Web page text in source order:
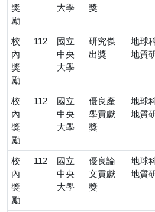
獎
勵
大學
獎
校
內
獎
勵
112
國立
中央
大學
研究傑
出獎
地球
地質
校
內
獎
勵
112
國立
中央
大學
優良產
學貢獻
獎
地球
地質
校
內
獎
勵
112
國立
中央
大學
優良論
文貢獻
獎
地球
地質